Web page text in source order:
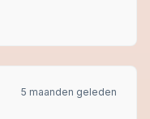
5 maanden geleden